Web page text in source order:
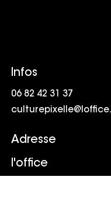
Infos
06 82 42 31 37
Adresse
l'office